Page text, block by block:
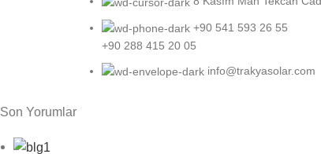
+90 541 593 26 55
+90 288 415 20 05
info@trakyasolar.com
Son Yorumlar